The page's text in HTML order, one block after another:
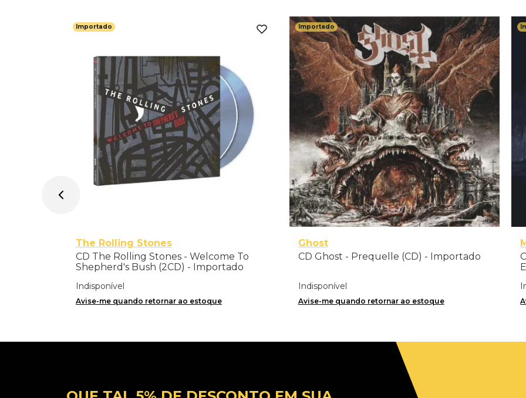
Importado
The Rolling Stones
CD The Rolling Stones - Welcome To
Shepherd's Bush (2CD) - Importado
Indisponível
Avise-me quando retornar ao estoque
Importado
Ghost
CD Ghost - Prequelle (CD) - Importado
Indisponível
Avise-me quando retornar ao estoque